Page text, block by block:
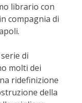
librario con
compagnia di
di
molti dei
ridefinizione
della